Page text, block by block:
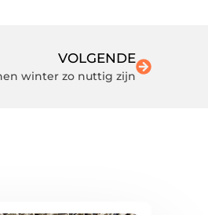
VOLGENDE
winter zo nuttig zijn